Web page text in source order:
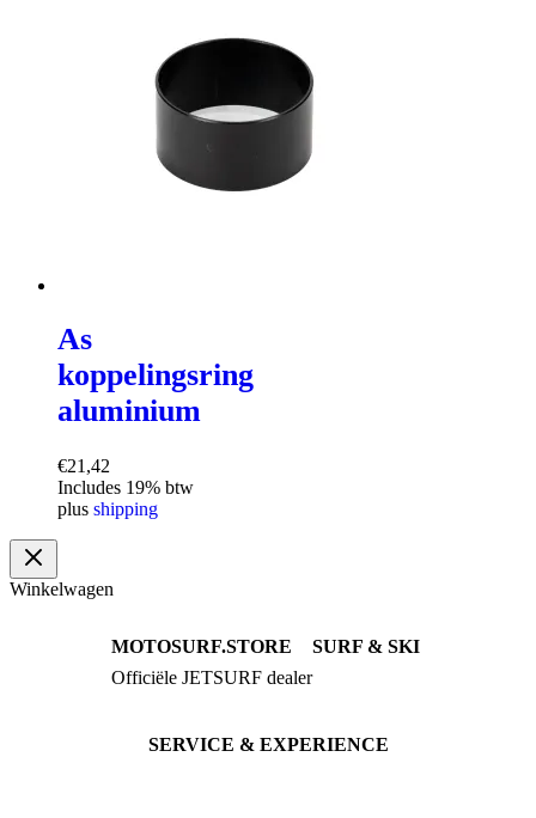
As
koppelingsring
aluminium
€21,42
Includes 19% btw
plus shipping
Winkelwagen
MOTOSURF.STORE
Officiële JETSURF dealer
SURF & SKI
JETSURF Boards
SERVICE & EXPERIENCE